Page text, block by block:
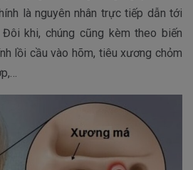
là nguyên nhân trực tiếp dẫn tới
khi, chúng cũng kèm theo biến
lồi cầu vào hõm, tiêu xương chỏm